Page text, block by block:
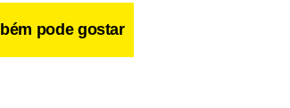
LinkedIn
Twitter
X
pode gostar